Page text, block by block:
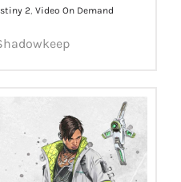
2, Video On Demand